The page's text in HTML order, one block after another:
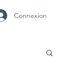
Connexion